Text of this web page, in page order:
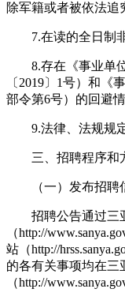
除军籍或者被依法追
7.在读的全日制非
8.存在《事业单位
〔2019〕1号）和《
部令第6号）的回避情
9.法律、法规规定
三、招聘程序和
（一）发布招聘
招聘公告通过三
（http://
站（http://
的各有关事项均在三
（http://